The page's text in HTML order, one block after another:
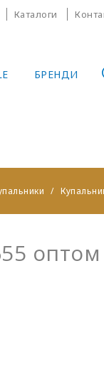
Каталоги
БРЕНДИ
оптом